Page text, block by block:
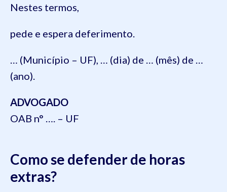
Nestes termos,
pede e espera deferimento.
… (Município – UF), … (dia) de … (mês) de …
(ano).
ADVOGADO
OAB n° …. – UF
Como se defender de horas
extras?